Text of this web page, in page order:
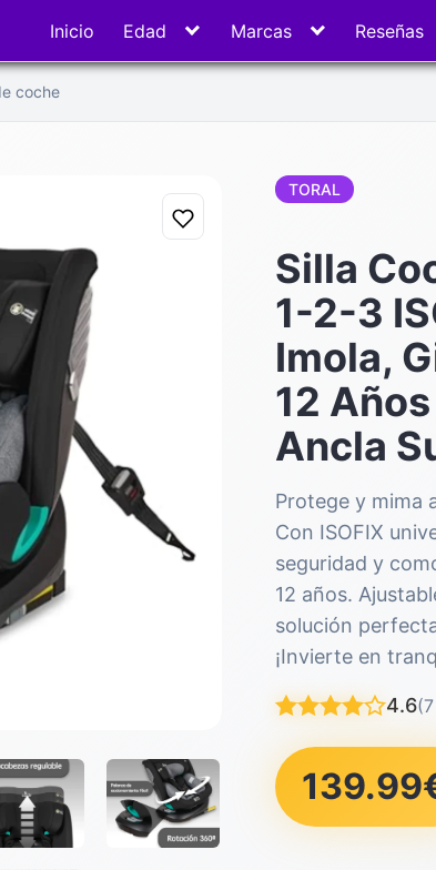
Inicio Edad Marcas Reseñas
coche
TORAL
Silla
1-2-3
Imola,
12
Ancla
Protege y mima
Con ISOFIX
seguridad y
12 años.
solución
¡Invierte en
4.6